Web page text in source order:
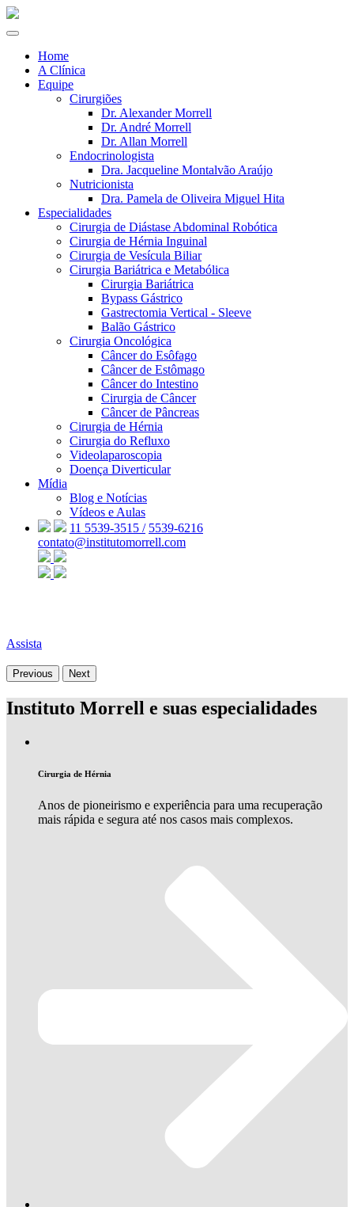
Home
A Clínica
Equipe
Cirurgiões
Dr. Alexander Morrell
Dr. André Morrell
Dr. Allan Morrell
Endocrinologista
Dra. Jacqueline Montalvão Araújo
Nutricionista
Dra. Pamela de Oliveira Miguel Hita
Especialidades
Cirurgia de Diástase Abdominal Robótica
Cirurgia de Hérnia Inguinal
Cirurgia de Vesícula Biliar
Cirurgia Bariátrica e Metabólica
Cirurgia Bariátrica
Bypass Gástrico
Gastrectomia Vertical - Sleeve
Balão Gástrico
Cirurgia Oncológica
Câncer do Esôfago
Câncer de Estômago
Câncer do Intestino
Cirurgia de Câncer
Câncer de Pâncreas
Cirurgia de Hérnia
Cirurgia do Refluxo
Videolaparoscopia
Doença Diverticular
Mídia
Blog e Notícias
Vídeos e Aulas
11 5539-3515 / 5539-6216
contato@institutomorrell.com
Assista
Previous Next
Instituto Morrell e suas especialidades
Cirurgia de Hérnia
Anos de pioneirismo e experiência para uma recuperação
mais rápida e segura até nos casos mais complexos.